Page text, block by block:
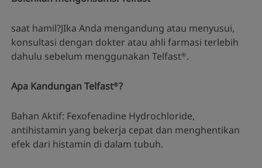
saat hamil?JIka Anda mengandung atau menyusui,
konsultasi dengan dokter atau ahli farmasi terlebih
dahulu sebelum menggunakan Telfast®.
Apa Kandungan Telfast®?
Bahan Aktif: Fexofenadine Hydrochloride,
antihistamin yang bekerja cepat dan menghentikan
efek dari histamin di dalam tubuh.